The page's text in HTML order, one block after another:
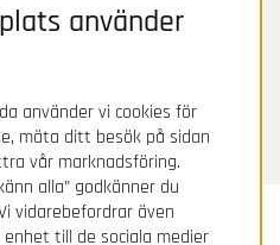
AB
använder
använder vi cookies för
mäta ditt besök på sidan
vår marknadsföring.
alla” godkänner du
vidarebefordrar även
till de sociala medier